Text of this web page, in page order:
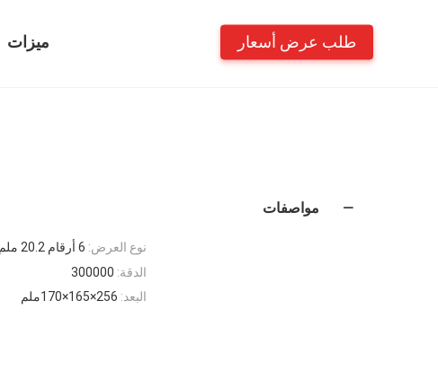
ميزات طلب عرض أسعار
مواصفات
نوع العرض: 6 أرقام 20.2 ملم LED الأحمر
الدقة: 300000
البعد: 256×165×170ملم